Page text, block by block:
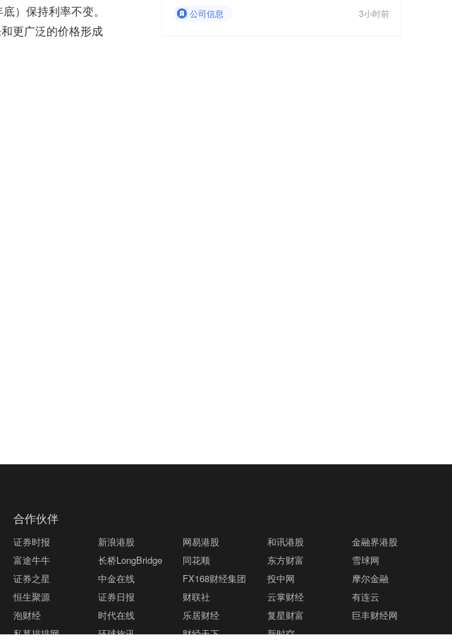
）保持利率不变。
更广泛的价格形成
公司信息 3小时前
合作伙伴
证券时报 新浪港股 网易港股 和讯港股
金融界港股
富途牛牛
长桥LongBridge 同花顺 东方财富
雪球网
证券之星
中金在线 FX168财经集团 投中网
摩尔金融
恒生聚源
证券日报 财联社 云掌财经
有连云
泡财经
时代在线 乐居财经 复星财富
巨丰财经网
私募排排网
环球旅讯 财经天下 新时空